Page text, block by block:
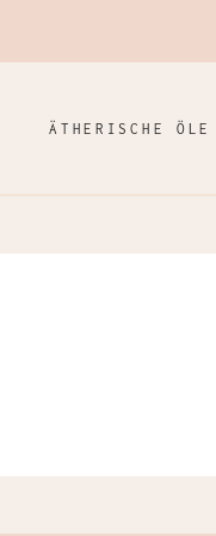
ÄTHERISCHE ÖLE